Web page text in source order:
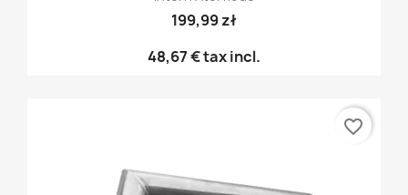
199,99 zł
48,67 €tax incl.
favorite_border